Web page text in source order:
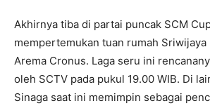
Akhirnya tiba di partai puncak SCM
mempertemukan tuan rumah Sriwijaya
Arema Cronus. Laga seru ini
oleh SCTV pada pukul 19.00 WIB. Di
Sinaga saat ini memimpin sebagai